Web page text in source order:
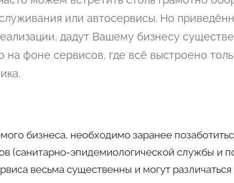
или автосервисы. Но
дадут Вашему бизнесу
фоне сервисов, где всё выстроено
бизнеса, необходимо заранее
(санитарно-эпидемиологической службы и
весьма существенны и могут